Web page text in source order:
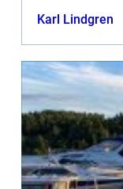
Karl Lindgren